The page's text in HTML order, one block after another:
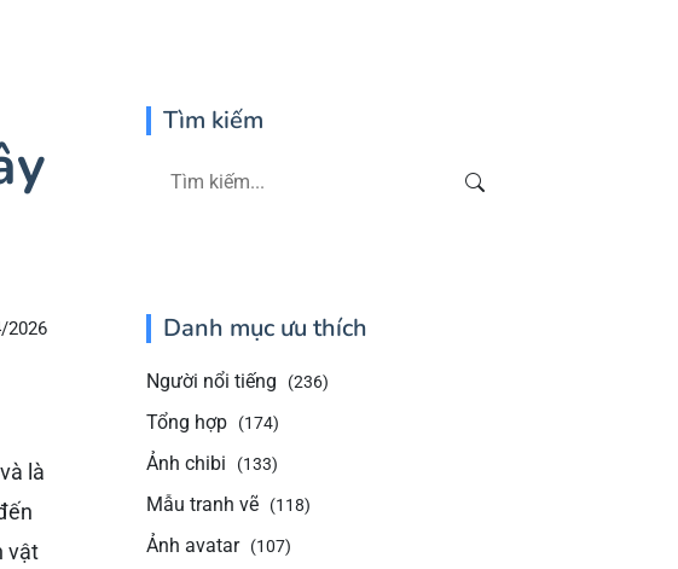
2026
là
vật
Tìm kiếm
Danh mục ưu thích
Người nổi tiếng (236)
Tổng hợp (174)
Ảnh chibi (133)
Mẫu tranh vẽ (118)
Ảnh avatar (107)